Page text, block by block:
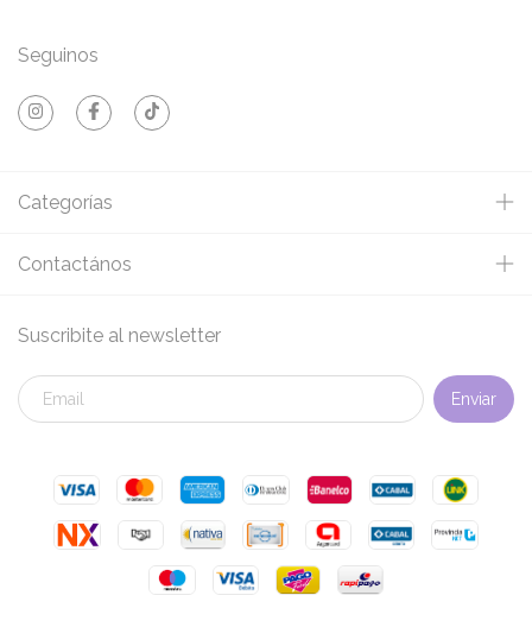
Seguinos
Categorías
Contactános
Suscribite al newsletter